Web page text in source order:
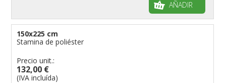
AÑADIR
150x225 cm
Stamina de poliéster
Precio unit.:
132,00 €
(IVA incluída)